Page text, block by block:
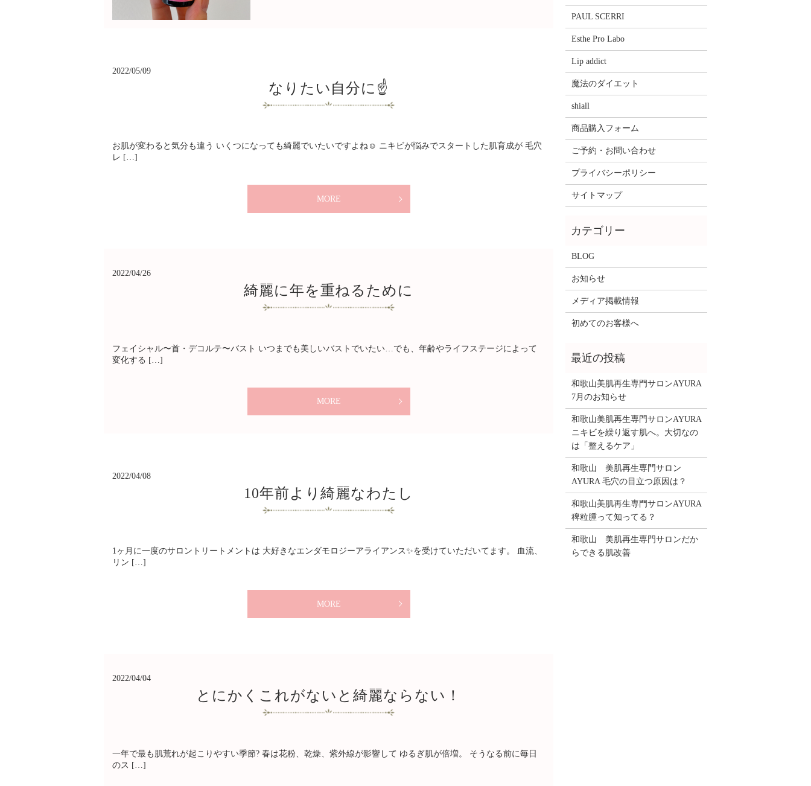
2022/05/09
なりたい自分に☝️
お肌が変わると気分も違う いくつになっても綺麗でいたいですよね☺️ ニキビが悩みでスタートした肌育成が 毛穴
レ […]
MORE
2022/04/26
綺麗に年を重ねるために
フェイシャル〜首・デコルテ〜バスト いつまでも美しいバストでいたい…でも、年齢やライフステージによって
変化する […]
MORE
2022/04/08
10年前より綺麗なわたし
1ヶ月に一度のサロントリートメントは 大好きなエンダモロジーアライアンス✨を受けていただいてます。 血流、
リン […]
MORE
2022/04/04
とにかくこれがないと綺麗ならない！
一年で最も肌荒れが起こりやすい季節? 春は花粉、乾燥、紫外線が影響して ゆるぎ肌が倍増。 そうなる前に毎日
のス […]
PAUL SCERRI
Esthe Pro Labo
Lip addict
魔法のダイエット
shiall
商品購入フォーム
ご予約・お問い合わせ
プライバシーポリシー
サイトマップ
BLOG
お知らせ
メディア掲載情報
初めてのお客様へ
和歌山美肌再生専門サロンAYURA
7月のお知らせ
和歌山美肌再生専門サロンAYURA
ニキビを繰り返す肌へ。大切なの
は「整えるケア」
和歌山 美肌再生専門サロン
AYURA 毛穴の目立つ原因は？
和歌山美肌再生専門サロンAYURA
稗粒腫って知ってる？
和歌山 美肌再生専門サロンだか
らできる肌改善